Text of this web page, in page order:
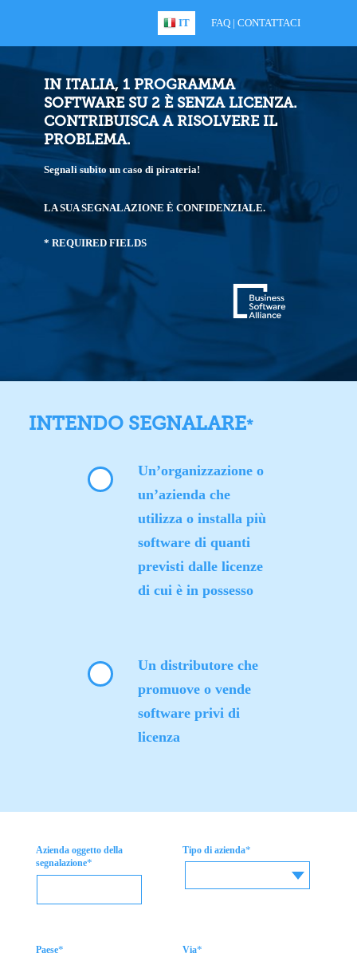
IT FAQ | CONTATTACI
IN ITALIA, 1 PROGRAMMA
SOFTWARE SU 2 È SENZA LICENZA.
CONTRIBUISCA A RISOLVERE IL
PROBLEMA.
Segnali subito un caso di pirateria!
LA SUA SEGNALAZIONE È CONFIDENZIALE.
* REQUIRED FIELDS
INTENDO SEGNALARE*
Un’organizzazione o
un’azienda che
utilizza o installa più
software di quanti
previsti dalle licenze
di cui è in possesso
Un distributore che
promuove o vende
software privi di
licenza
Azienda oggetto della
segnalazione*
Tipo di azienda*
Paese* Via*